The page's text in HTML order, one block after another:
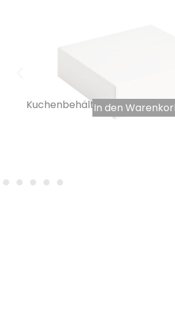
Kuchenbehälter aus weißem
In den